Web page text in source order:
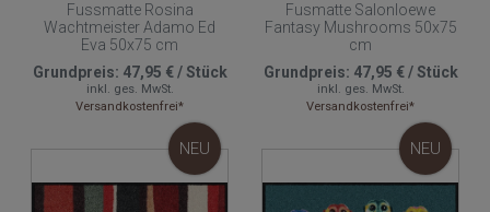
Fussmatte Rosina
Wachtmeister Adamo Ed
Eva 50x75 cm
Grundpreis: 47,95 €/Stück
inkl. ges. MwSt.
Versandkostenfrei*
Fusmatte Salonloewe
Fantasy Mushrooms 50x75
cm
Grundpreis: 47,95 €/Stück
inkl. ges. MwSt.
Versandkostenfrei*
NEU NEU